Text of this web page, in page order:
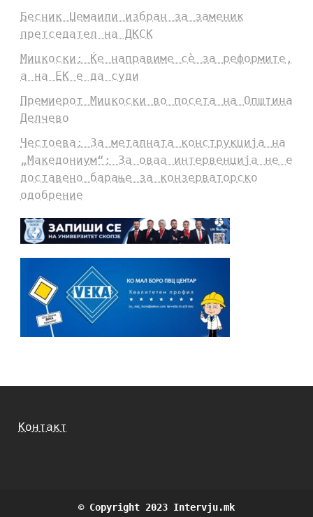
Бесник Џемаили избран за заменик
претседател на ДКСК
Мицкоски: Ќе направиме сè за реформите,
а на ЕК е да суди
Премиерот Мицкоски во посета на Општина
Делчево
Честоева: За металната конструкција на
„Македониум“: За оваа интервенција не е
доставено барање за конзерваторско
одобрение
Контакт
© Copyright 2023 Intervju.mk